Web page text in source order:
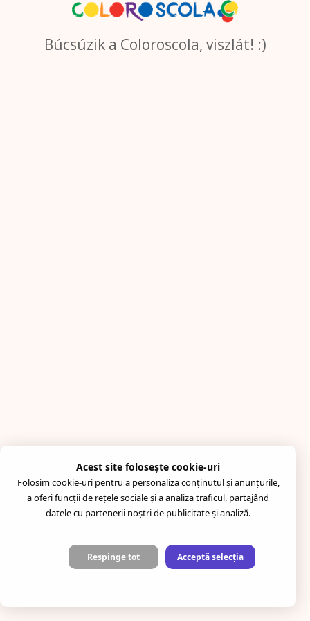
Búcsúzik a Coloroscola, viszlát! :)
Acest site folosește cookie-uri
Folosim cookie-uri pentru a personaliza conținutul și anunțurile,
a oferi funcții de rețele sociale și a analiza traficul, partajând
datele cu partenerii noștri de publicitate și analiză.
Respinge tot Acceptă selecția